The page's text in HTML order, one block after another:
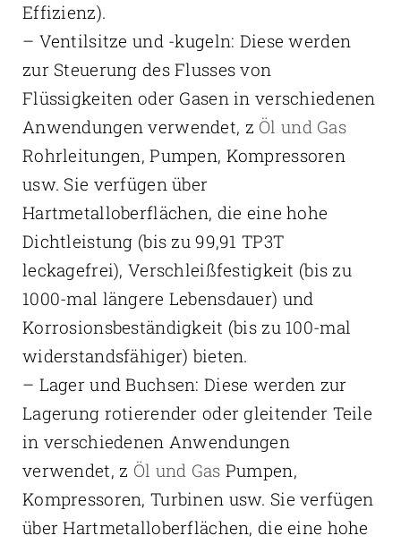
Effizienz).
– Ventilsitze und -kugeln: Diese werden
zur Steuerung des Flusses von
Flüssigkeiten oder Gasen in verschiedenen
Anwendungen verwendet, z Öl und Gas
Rohrleitungen, Pumpen, Kompressoren
usw. Sie verfügen über
Hartmetalloberflächen, die eine hohe
Dichtleistung (bis zu 99,91 TP3T
leckagefrei), Verschleißfestigkeit (bis zu
1000-mal längere Lebensdauer) und
Korrosionsbeständigkeit (bis zu 100-mal
widerstandsfähiger) bieten.
– Lager und Buchsen: Diese werden zur
Lagerung rotierender oder gleitender Teile
in verschiedenen Anwendungen
verwendet, z Öl und Gas Pumpen,
Kompressoren, Turbinen usw. Sie verfügen
über Hartmetalloberflächen, die eine hohe